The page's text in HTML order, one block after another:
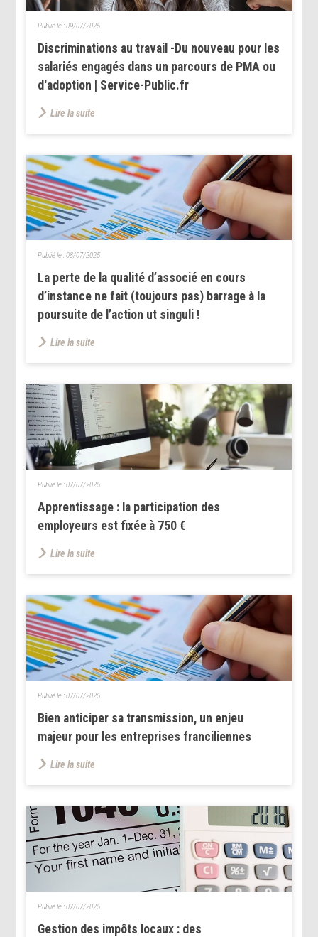
Discriminations au travail -Du nouveau pour les
salariés engagés dans un parcours de PMA ou
d'adoption | Service-Public.fr
Publié le :09/07/2025
Lire la suite
La perte de la qualité d’associé en cours
d’instance ne fait (toujours pas) barrage à la
poursuite de l’action ut singuli !
Publié le :08/07/2025
Lire la suite
Apprentissage : la participation des
employeurs est fixée à 750 €
Publié le :07/07/2025
Lire la suite
Bien anticiper sa transmission, un enjeu
majeur pour les entreprises franciliennes
Publié le :07/07/2025
Lire la suite
Gestion des impôts locaux : des
Publié le :07/07/2025